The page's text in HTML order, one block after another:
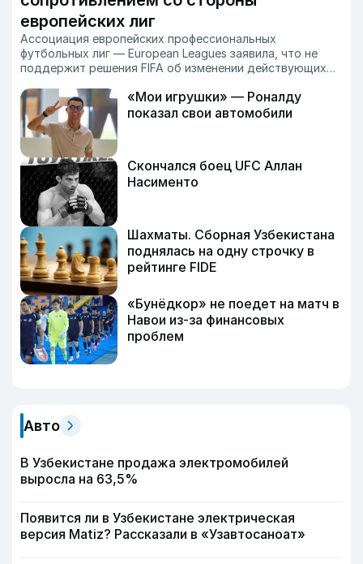
европейских лиг
Ассоциация европейских профессиональных
футбольных лиг — European Leagues заявила, что не
поддержит решения FIFA об изменении действующих
пор, пока в системе управления организации не будут
проведены реформы.
«Мои игрушки» — Роналду
показал свои автомобили
Скончался боец UFC Аллан
Насименто
Шахматы. Сборная Узбекистана
поднялась на одну строчку в
рейтинге FIDE
«Бунёдкор» не поедет на матч в
Навои из-за финансовых
проблем
Авто
В Узбекистане продажа электромобилей
выросла на 63,5%
Появится ли в Узбекистане электрическая
версия Matiz? Рассказали в «Узавтосаноат»